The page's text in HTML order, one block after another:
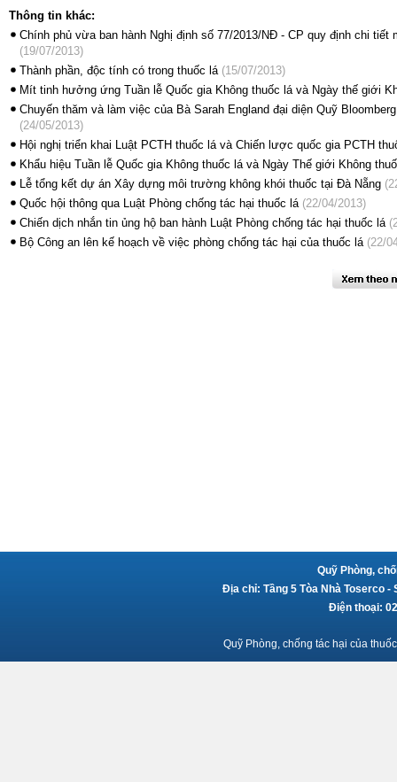
Thông tin khác:
Chính phủ vừa ban hành Nghị định số 77/2013/NĐ - CP quy định chi tiết
(19/07/2013)
Thành phần, độc tính có trong thuốc lá (15/07/2013)
Mít tinh hưởng ứng Tuần lễ Quốc gia Không thuốc lá và Ngày thế giới
Chuyến thăm và làm việc của Bà Sarah England đại diện Quỹ
(24/05/2013)
Hội nghị triển khai Luật PCTH thuốc lá và Chiến lược quốc gia PCTH
Khẩu hiệu Tuần lễ Quốc gia Không thuốc lá và Ngày Thế giới Không
Lễ tổng kết dự án Xây dựng môi trường không khói thuốc tại Đà Nẵng
Quốc hội thông qua Luật Phòng chống tác hại thuốc lá (22/04/2013)
Chiến dịch nhắn tin ủng hộ ban hành Luật Phòng chống tác hại thuốc lá
Bộ Công an lên kế hoạch về việc phòng chống tác hại của thuốc lá (22/
Quỹ Phòng,
Địa chỉ: Tầng 5 Tòa Nhà Toserco -
Điện thoại:
Quỹ Phòng, chống tác hại của